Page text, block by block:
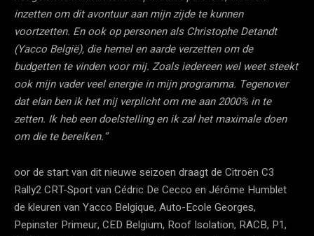
inzetten om dit avontuur aan mijn zijde te kunnen
voortzetten. En ook op personen als Christophe Detandt
(Yacco België), die hemel en aarde verzetten om de
budgetten te vinden voor mij. Zoals iedereen wel weet steekt
ook mijn vader veel energie in mijn programma. Tegenover
dat elan ben ik het mij verplicht om me aan 2000% in te
zetten. Ik heb een doelstelling en ik zal het maximale doen
om die te bereiken.”
oor de start van dit nieuwe seizoen draagt de Citroën C3
Rally2 CRT-Sport van Cédric De Cecco en Jérôme Humblet
de kleuren van Yacco Belgique, Auto-Ecole Georges,
Pepinster Primeur, CED Belgium, Roof Isolation, RACB, P1,